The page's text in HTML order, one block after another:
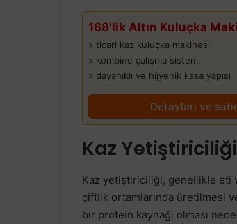
168'lik Altın Kuluçka
» ticari kaz kuluçka makinesi
» kombine çalışma sistemi
» dayanıklı ve hijyenik kasa yapısı
Detayları ve
Kaz
Kaz yetiştiriciliği, genellikle eti
çiftlik ortamlarında üretilmesi
bir protein kaynağı olması